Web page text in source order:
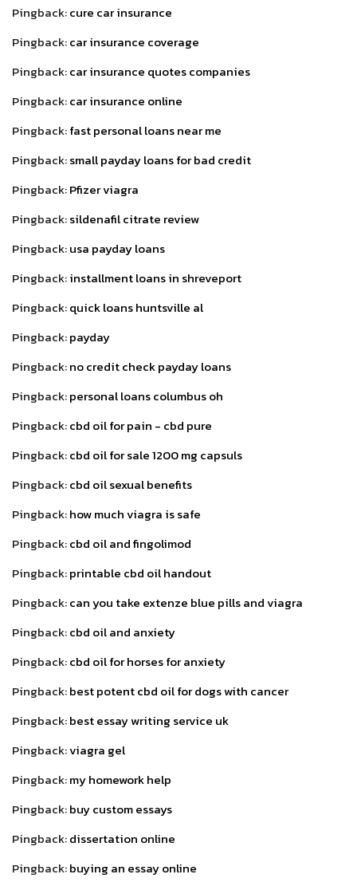
Pingback:cure car insurance
Pingback:car insurance coverage
Pingback:car insurance quotes companies
Pingback:car insurance online
Pingback:fast personal loans near me
Pingback:small payday loans for bad credit
Pingback:Pfizer viagra
Pingback:sildenafil citrate review
Pingback:usa payday loans
Pingback:installment loans in shreveport
Pingback:quick loans huntsville al
Pingback:payday
Pingback:no credit check payday loans
Pingback:personal loans columbus oh
Pingback:cbd oil for pain - cbd pure
Pingback:cbd oil for sale 1200 mg capsuls
Pingback:cbd oil sexual benefits
Pingback:how much viagra is safe
Pingback:cbd oil and fingolimod
Pingback:printable cbd oil handout
Pingback:can you take extenze blue pills and viagra
Pingback:cbd oil and anxiety
Pingback:cbd oil for horses for anxiety
Pingback:best potent cbd oil for dogs with cancer
Pingback:best essay writing service uk
Pingback:viagra gel
Pingback:my homework help
Pingback:buy custom essays
Pingback:dissertation online
Pingback:buying an essay online